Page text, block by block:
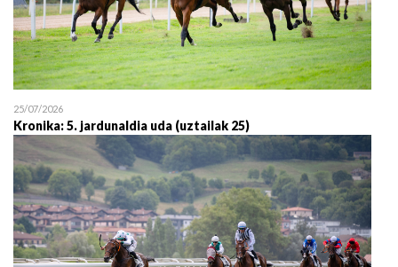
25/07/2026
Kronika: 5. jardunaldia uda (uztailak 25)